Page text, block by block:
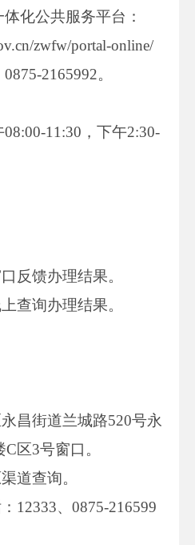
化公共服务平台：
zwfw/portal-online/
2165992。
11:30，下午2:30-
反馈办理结果。
查询办理结果。
昌街道兰城路520号永
区3号窗口。
道查询。
12333、0875-216599